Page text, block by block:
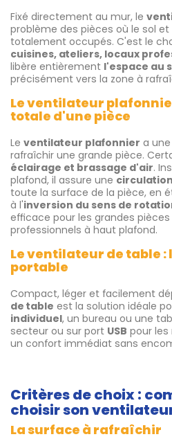
Fixé directement au mur, le
problème des pièces où le sol
totalement occupés. C'est le
cuisines, ateliers, locaux
libère entièrement l'espace au
précisément vers la zone à
Le ventilateur
totale d'une pièce
Le ventilateur plafonnier a
rafraîchir une grande pièce.
éclairage et brassage d'air.
plafond, il assure une
toute la surface de la pièce, en
à l'inversion du sens de
efficace pour les grandes
professionnels à haut plafond.
Le ventilateur de table
portable
Compact, léger et facilement
de table est la solution idéale
individuel, un bureau ou une
secteur ou sur port USB pour les
un confort immédiat sans
Critères de choix :
choisir son
La surface à rafraîchir